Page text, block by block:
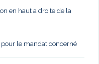
en haut a droite de la
le mandat concerné